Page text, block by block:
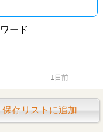
ード
1日前
保存リストに追加